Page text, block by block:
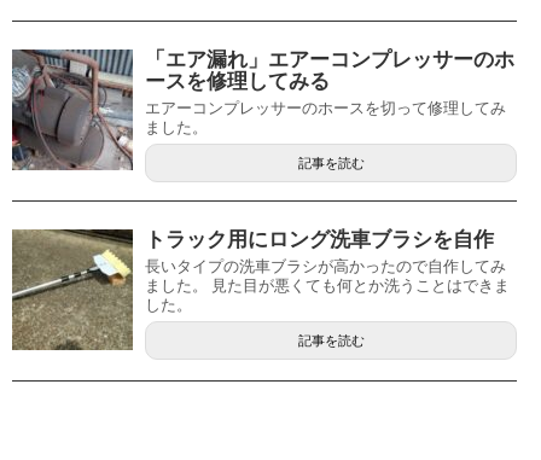
「エア漏れ」エアーコンプレッサーのホ
ースを修理してみる
エアーコンプレッサーのホースを切って修理してみ
ました。
記事を読む
トラック用にロング洗車ブラシを自作
長いタイプの洗車ブラシが高かったので自作してみ
ました。 見た目が悪くても何とか洗うことはできま
した。
記事を読む